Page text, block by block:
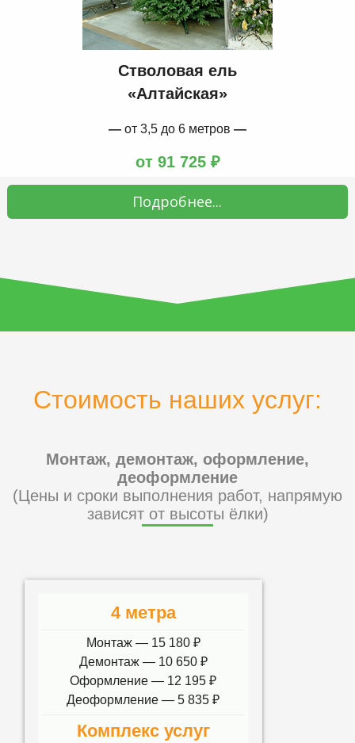
Стволовая ель
«Алтайская»
— от 3,5 до 6 метров —
от 91 725 ₽
Подробнее...
Стоимость наших услуг:
Монтаж, демонтаж, оформление,
деоформление
(Цены и сроки выполнения работ, напрямую
зависят от высоты ёлки)
4 метра
Монтаж — 15 180 ₽
Демонтаж — 10 650 ₽
Оформление — 12 195 ₽
Деоформление — 5 835 ₽
Комплекс услуг